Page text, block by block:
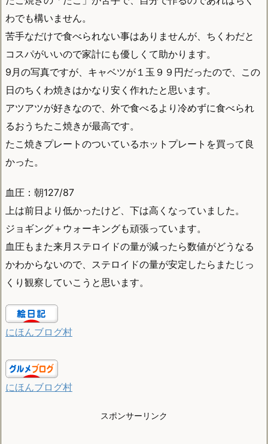
わでも構いません。
苦手なだけで食べられない事はありませんが、ちくわだと
コスパがいいので家計にも優しくて助かります。
9月の写真ですが、キャベツが１玉９９円だったので、この
日のちくわ焼きはかなり安く作れたと思います。
アツアツが好きなので、外で食べるより冷めずに食べられ
るおうちたこ焼きが最高です。
たこ焼きプレートのついているホットプレートを買って良
かった。
血圧：朝127/87
上は前日より低かったけど、下は高くなっていました。
ジョギング＋ウォーキングも頑張っています。
血圧もまた来月ステロイドの量が減ったら数値がどうなる
かわからないので、ステロイドの量が安定したらまたじっ
くり観察していこうと思います。
にほんブログ村
にほんブログ村
スポンサーリンク